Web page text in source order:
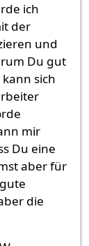
ich
der
und
Du gut
sich
mir
Du eine
aber für
die